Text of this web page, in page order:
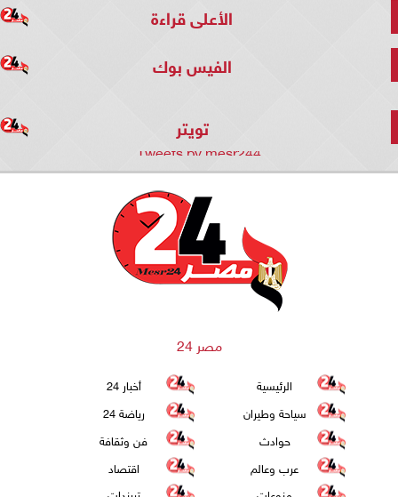
الأعلى قراءة
الفيس بوك
تويتر
Tweets by mesr244
مصر 24
الرئيسية
أخبار 24
سياحة وطيران
رياضة 24
حوادث
فن وثقافة
عرب وعالم
اقتصاد